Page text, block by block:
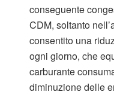
conseguente
CDM, soltanto
consentito una
ogni giorno, che
carburante
diminuzione delle